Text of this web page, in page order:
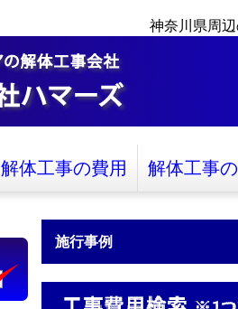
神奈川県周
解体工事の費用 解体工事
施行事例